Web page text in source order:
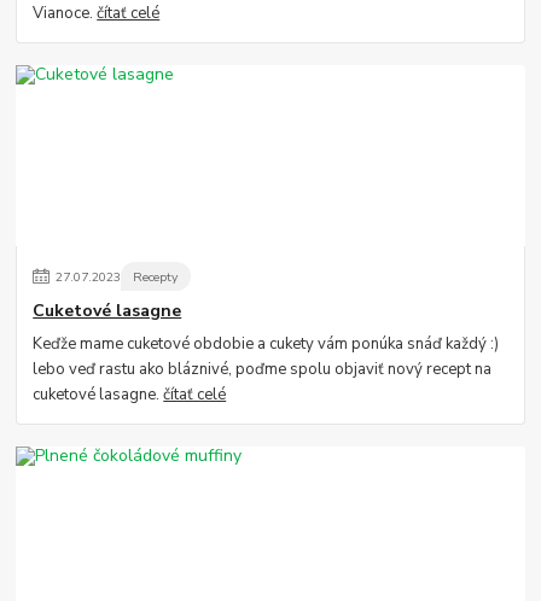
Vianoce.čítať celé
27.07.2023 Recepty
Cuketové lasagne
Keďže mame cuketové obdobie a cukety vám ponúka snáď každý :)
lebo veď rastu ako bláznivé, poďme spolu objaviť nový recept na
cuketové lasagne.čítať celé